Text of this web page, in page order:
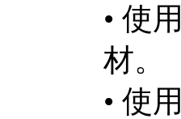
• 使
材。
• 使